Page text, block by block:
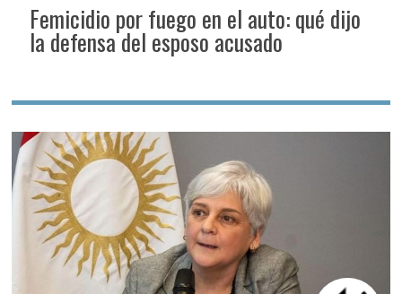
Femicidio por fuego en el auto: qué dijo
la defensa del esposo acusado